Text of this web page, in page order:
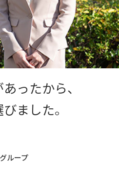
ったから、
ました。
ループ